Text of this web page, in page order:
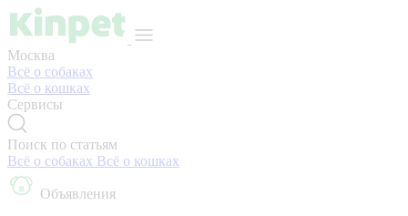
Москва
Всё о собаках
Всё о кошках
Сервисы
Поиск по статьям
Всё о собаках Всё о кошках
Объявления